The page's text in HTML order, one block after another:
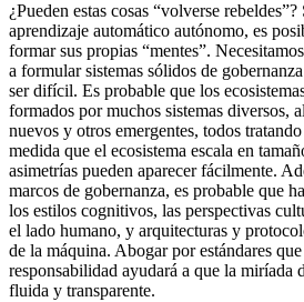
¿Pueden estas cosas “volverse
aprendizaje automático autónomo, es
formar sus propias “mentes”.
a formular sistemas sólidos de
ser difícil. Es probable que los
formados por muchos sistemas diversos,
nuevos y otros emergentes, todos
medida que el ecosistema escala en
asimetrías pueden aparecer fácilmente.
marcos de gobernanza, es probable que
los estilos cognitivos, las perspectivas
el lado humano, y arquitecturas y
de la máquina. Abogar por estándares
responsabilidad ayudará a que la miríada
fluida y transparente.